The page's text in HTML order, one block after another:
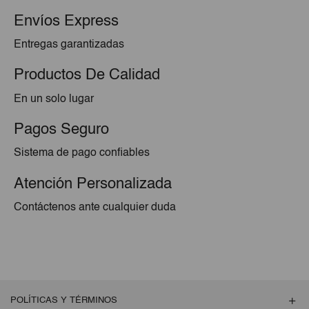
Envíos Express
Entregas garantizadas
Productos De Calidad
En un solo lugar
Pagos Seguro
Sistema de pago confiables
Atención Personalizada
Contáctenos ante cualquier duda
POLÍTICAS Y TÉRMINOS